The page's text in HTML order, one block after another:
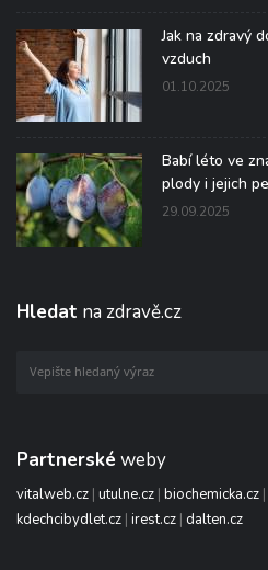
Jak na zdravý
vzduch
01.10.2025
Babí léto ve
plody i jejich
29.09.2025
Hledat na zdravě.cz
Partnerské weby
vitalweb.cz | utulne.cz | biochemicka.cz |
kdechcibydlet.cz | irest.cz | dalten.cz